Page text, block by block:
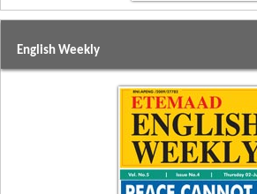
English Weekly